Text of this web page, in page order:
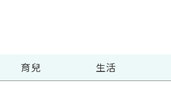
育兒 生活